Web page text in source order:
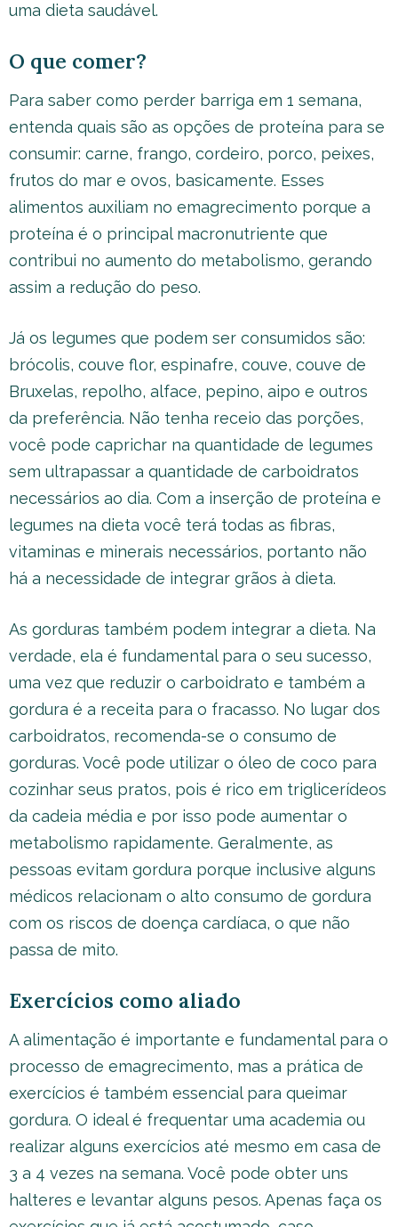
uma dieta saudável.
O que comer?
Para saber como perder barriga em 1 semana,
entenda quais são as opções de proteína para se
consumir: carne, frango, cordeiro, porco, peixes,
frutos do mar e ovos, basicamente. Esses
alimentos auxiliam no emagrecimento porque a
proteína é o principal macronutriente que
contribui no aumento do metabolismo, gerando
assim a redução do peso.
Já os legumes que podem ser consumidos são:
brócolis, couve flor, espinafre, couve, couve de
Bruxelas, repolho, alface, pepino, aipo e outros
da preferência. Não tenha receio das porções,
você pode caprichar na quantidade de legumes
sem ultrapassar a quantidade de carboidratos
necessários ao dia. Com a inserção de proteína e
legumes na dieta você terá todas as fibras,
vitaminas e minerais necessários, portanto não
há a necessidade de integrar grãos à dieta.
As gorduras também podem integrar a dieta. Na
verdade, ela é fundamental para o seu sucesso,
uma vez que reduzir o carboidrato e também a
gordura é a receita para o fracasso. No lugar dos
carboidratos, recomenda-se o consumo de
gorduras. Você pode utilizar o óleo de coco para
cozinhar seus pratos, pois é rico em triglicerídeos
da cadeia média e por isso pode aumentar o
metabolismo rapidamente. Geralmente, as
pessoas evitam gordura porque inclusive alguns
médicos relacionam o alto consumo de gordura
com os riscos de doença cardíaca, o que não
passa de mito.
Exercícios como aliado
A alimentação é importante e fundamental para o
processo de emagrecimento, mas a prática de
exercícios é também essencial para queimar
gordura. O ideal é frequentar uma academia ou
realizar alguns exercícios até mesmo em casa de
3 a 4 vezes na semana. Você pode obter uns
halteres e levantar alguns pesos. Apenas faça os